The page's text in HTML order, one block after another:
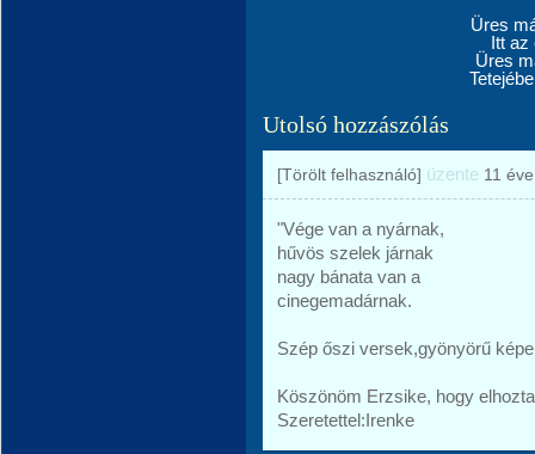
Üres
Itt az
Üres
Utolsó hozzászólás
[Törölt felhasználó] üzente 11 éve
"Vége van a nyárnak,
hűvös szelek járnak
nagy bánata van a
cinegemadárnak.
Szép őszi versek,gyönyörű
Köszönöm Erzsike, hogy
Szeretettel:Irenke